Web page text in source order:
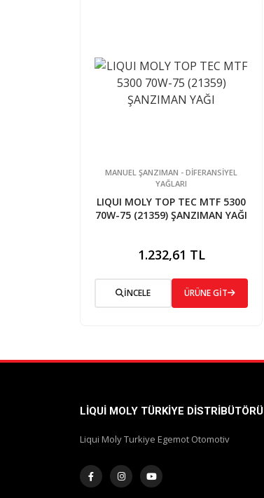
MANUEL ŞANZIMAN - DİFERANSİYEL
YAĞLARI
LIQUI MOLY TOP TEC MTF 5300
70W-75 (21359) ŞANZIMAN YAĞI
1.232,61 TL
İNCELE ÜRÜNE GİT
LIQUI MOLY TÜRKIYE DISTRIBÜTÖRÜ
Liqui Moly Turkiye Egemot Otomotiv